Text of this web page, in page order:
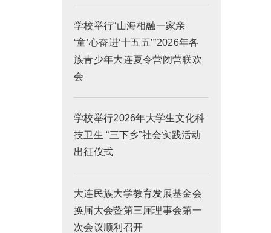
学校举行“山海相融一家亲
‘童’心奋进‘十五五’”2026年各
族青少年大连夏令营闭营联欢
会
学校举行2026年大学生文化科
技卫生 “三下乡”社会实践活动
出征仪式
大连民族大学教育发展基金会
换届大会暨第三届理事会第一
次会议顺利召开